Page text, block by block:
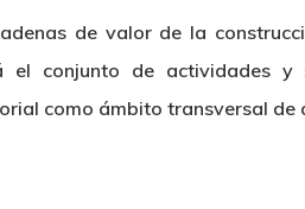
de valor de la
el conjunto de actividades
como ámbito transversal de